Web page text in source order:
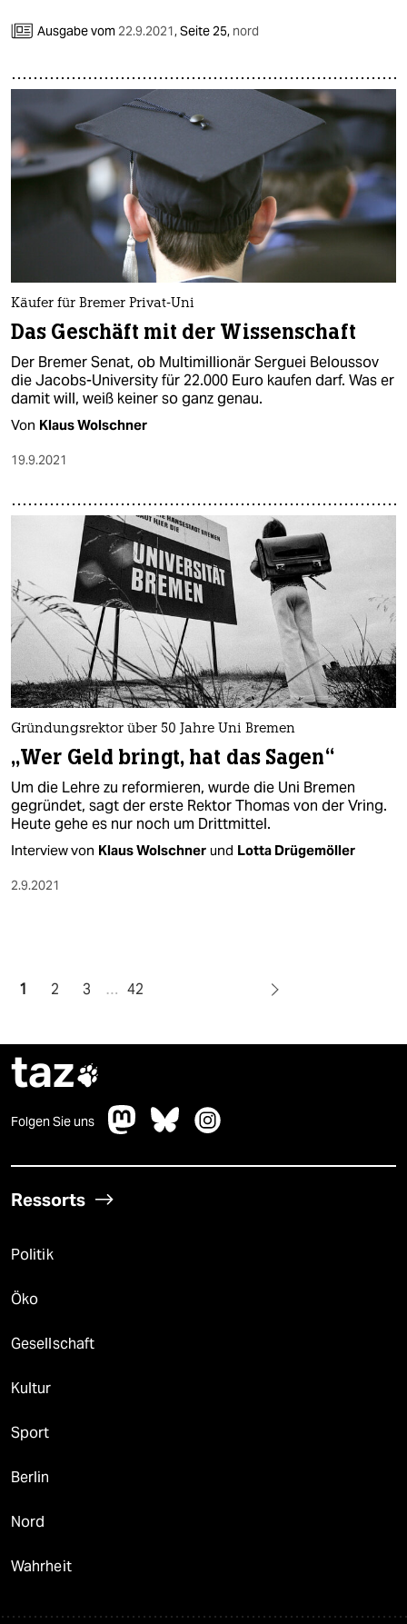
Ausgabe vom 22.9.2021,Seite 25, nord
Käufer für Bremer Privat-Uni
Das Geschäft mit der Wissenschaft
Der Bremer Senat, ob Multimillionär Serguei Beloussov
die Jacobs-University für 22.000 Euro kaufen darf. Was er
damit will, weiß keiner so ganz genau.
Von Klaus Wolschner
19.9.2021
Gründungsrektor über 50 Jahre Uni Bremen
„Wer Geld bringt, hat das Sagen“
Um die Lehre zu reformieren, wurde die Uni Bremen
gegründet, sagt der erste Rektor Thomas von der Vring.
Heute gehe es nur noch um Drittmittel.
Interview von Klaus Wolschner und Lotta Drügemöller
2.9.2021
1 2 3 … 42
taz
Folgen Sie uns
Ressorts
Politik
Öko
Gesellschaft
Kultur
Sport
Berlin
Nord
Wahrheit